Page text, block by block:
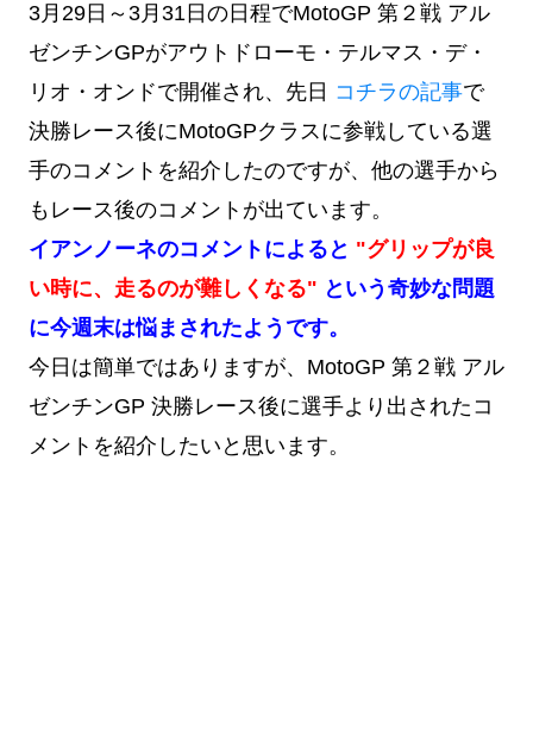
3月29日～3月31日の日程でMotoGP 第２戦 アル
ゼンチンGPがアウトドローモ・テルマス・デ・
リオ・オンドで開催され、 先日 コチラの記事で
決勝レース後にMotoGPクラスに参戦している選
手のコメントを紹介したのですが、他の選手から
もレース後のコメントが出ています。
イアンノーネのコメントによると "グリップが良
い時に、走るのが難しくなる" という奇妙な問題
に今週末は悩まされたようです。
今日は簡単ではありますが、MotoGP 第２戦 アル
ゼンチンGP 決勝レース後に選手より出されたコ
メントを紹介したいと思います。